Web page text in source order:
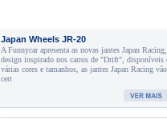
Japan Wheels JR-20
A Funnycar apresenta as novas jantes Japan
design inspirado nos carros de "Drift", disponíveis
várias cores e tamanhos, as jantes Japan Racing
cert